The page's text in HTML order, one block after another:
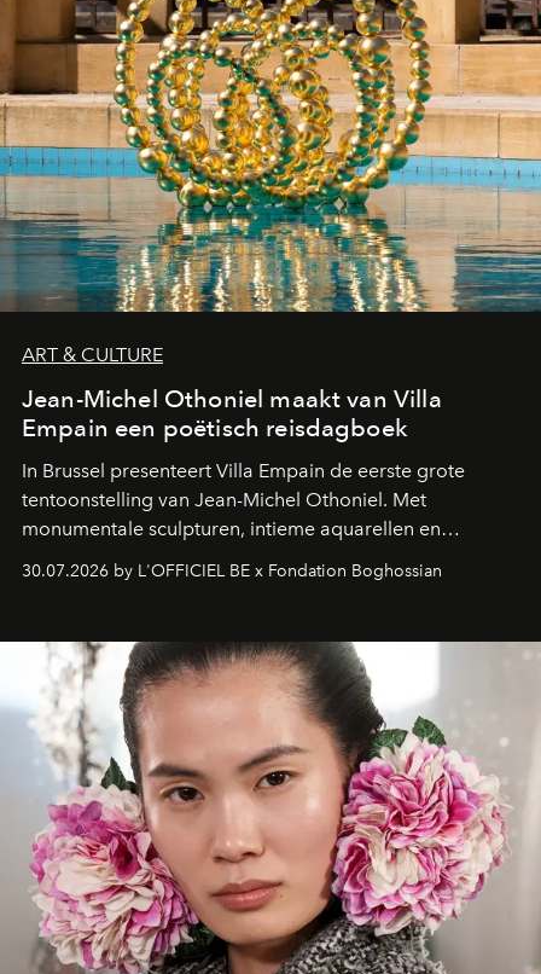
ART & CULTURE
Jean-Michel Othoniel maakt van Villa
Empain een poëtisch reisdagboek
In Brussel presenteert Villa Empain de eerste grote
tentoonstelling van Jean-Michel Othoniel. Met
monumentale sculpturen, intieme aquarellen en
een emotionele reis waarin elk werk de herinnering
moment van verwondering.
30.07.2026 by L'OFFICIEL BE x Fondation Boghossian